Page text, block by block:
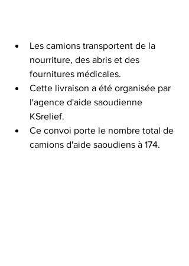
Les camions transportent de la
nourriture, des abris et des
fournitures médicales.
Cette livraison a été organisée par
l'agence d'aide saoudienne
KSrelief.
Ce convoi porte le nombre total de
camions d'aide saoudiens à 174.